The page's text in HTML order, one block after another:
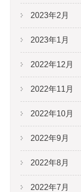
2023年2月
2023年1月
2022年12月
2022年11月
2022年10月
2022年9月
2022年8月
2022年7月